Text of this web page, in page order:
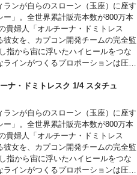
ンが自らのスローン（玉座）に座す
」。全世界累計販売本数が800万本
貴婦人「オルチーナ・ドミトレス
女を、カプコン開発チームの完全監
指から宙に浮いたハイヒールをつな
インがつくるプロポーションは圧
素材に応じた光沢、長い年月を物語
す。DXバージョンでは多彩な差し
章があしらわれたクリムゾングラ
ィスプレイが可能です。
属しません。
す～
同ページ内に記載しておりますURL
します、内金確認のメールをもって
ナ・ドミトレスク 1/4 スタチュ
ンが自らのスローン（玉座）に座す
」。全世界累計販売本数が800万本
貴婦人「オルチーナ・ドミトレス
女を、カプコン開発チームの完全監
指から宙に浮いたハイヒールをつな
インがつくるプロポーションは圧